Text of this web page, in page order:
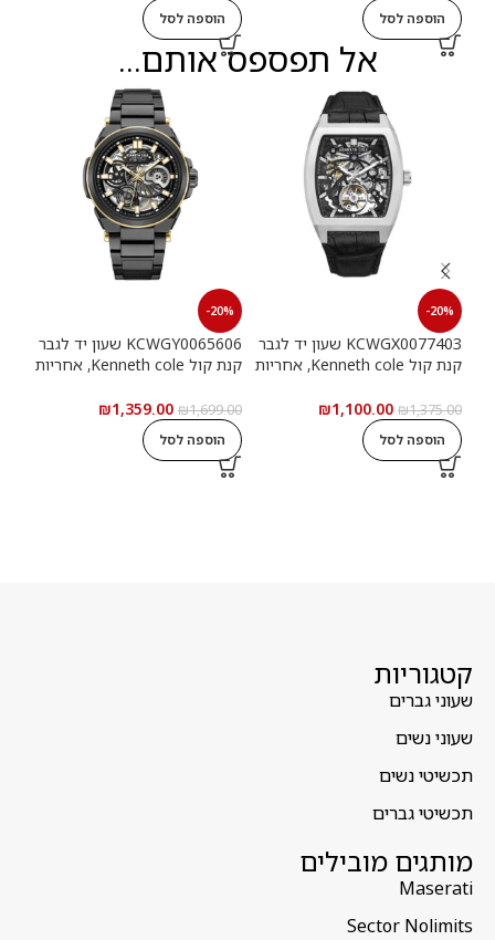
הוספה לסל הוספה לסל
אל תפספס אותם...
-20%
KCWGX0077403 שעון יד לגבר
קנת קול Kenneth cole, אחריות
₪1,375.00
₪1,100.00
הוספה לסל
-20%
KCWGY0065606 שעון יד לגבר
קנת קול Kenneth cole, אחריות
₪1,699.00
₪1,359.00
הוספה לסל
קטגוריות
שעוני גברים
שעוני נשים
תכשיטי נשים
תכשיטי גברים
מותגים מובילים
Maserati
Sector Nolimits